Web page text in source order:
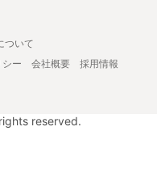
ついて
シー 会社概要
採用情報
reserved.